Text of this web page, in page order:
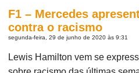
F1 – Mercedes
contra o racismo
segunda-feira, 29 de junho de 2020 às 9:31
Lewis Hamilton vem se